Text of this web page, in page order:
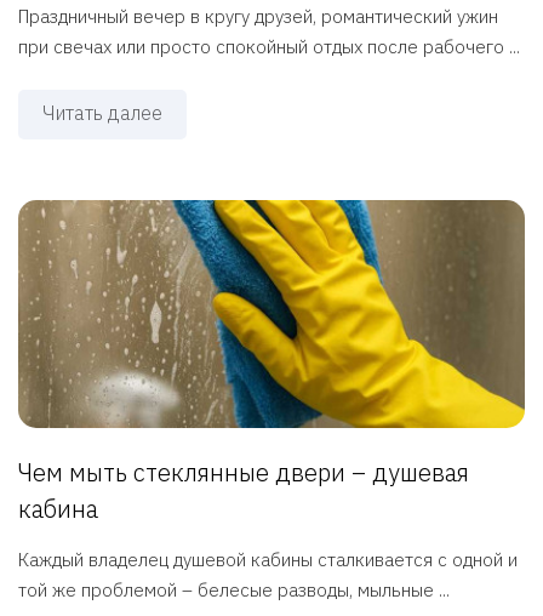
Праздничный вечер в кругу друзей, романтический ужин
при свечах или просто спокойный отдых после рабочего ...
Читать далее
Чем мыть стеклянные двери – душевая
кабина
Каждый владелец душевой кабины сталкивается с одной и
той же проблемой – белесые разводы, мыльные ...